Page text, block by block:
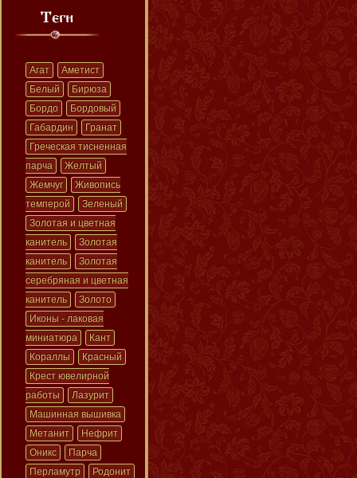
Агат
Аметист
Белый
Бирюза
Бордо
Бордовый
Габардин
Гранат
Греческая тисненная
парча
Желтый
Жемчуг
Живопись
темперой
Зеленый
Золотая и цветная
канитель
Золотая
канитель
Золотая
серебряная и цветная
канитель
Золото
Иконы - лаковая
миниатюра
Кант
Кораллы
Красный
Крест ювелирной
работы
Лазурит
Машинная вышивка
Метанит
Нефрит
Оникс
Парча
Перламутр
Родонит